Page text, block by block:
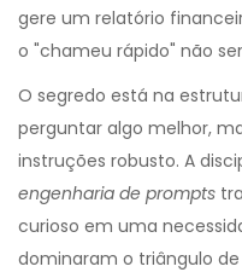
gere um relatório
o "chameu rápido" não
O segredo está na
perguntar algo melhor,
instruções robusto. A
engenharia de prompts
curioso em uma
dominaram o triângulo de